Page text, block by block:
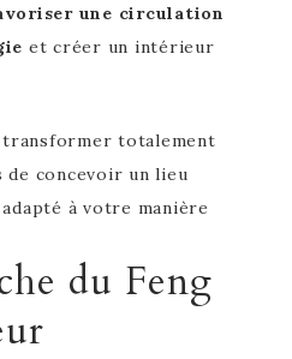
une circulation
et créer un intérieur
transformer totalement
concevoir un lieu
à votre manière
du Feng